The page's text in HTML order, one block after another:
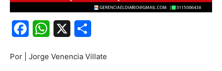
FacebookWhatsApp
Por | Jorge Venencia Villate